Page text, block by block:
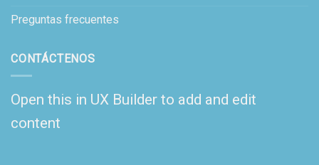
Preguntas frecuentes
CONTÁCTENOS
Open this in UX Builder to add and edit
content